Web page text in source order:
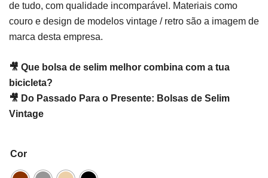
de tudo, com qualidade incomparável. Materiais como
couro e design de modelos vintage / retro são a imagem de
marca desta empresa.
🎥 Que bolsa de selim melhor combina com a tua
bicicleta?
🎥 Do Passado Para o Presente: Bolsas de Selim
Vintage
Cor